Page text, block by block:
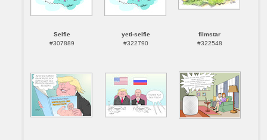
Selfie
#307889
yeti-selfie
#322790
filmstar
#322548